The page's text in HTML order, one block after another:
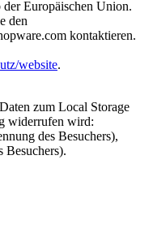
Europäischen Union.
den
kontaktieren.
website.
zum Local Storage
widerrufen wird:
des Besuchers),
Besuchers).